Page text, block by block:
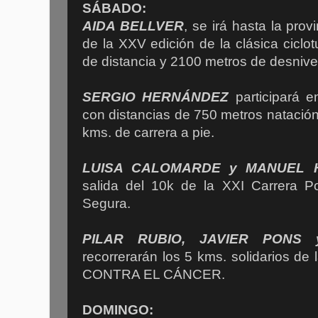
SÁBADO:
AIDA BELLVER, se irá hasta la
de la XXV edición de la clásica
de distancia y 2100 metros de
SERGIO HERNÁNDEZ participará
con distancias de 750 metros
kms. de carrera a pie.
LUISA CALOMARDE y MANUEL
salida del 10k de la XXI Carrera
Segura.
PILAR RUBIO, JAVIER PONS
recorrerarán los 5 kms. solidarios de
CONTRA EL CÁNCER.
DOMINGO: